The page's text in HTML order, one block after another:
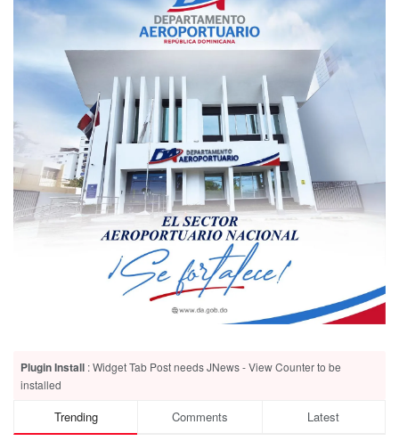
Plugin Install : Widget Tab Post needs JNews - View Counter to be
installed
Trending Comments Latest